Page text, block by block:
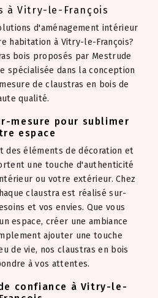
à Vitry-le-François
d'aménagement intérieur
habitation à Vitry-le-François?
bois proposés par Mestrude
spécialisée dans la conception
de claustras en bois de
qualité.
mesure pour sublimer
espace
des éléments de décoration et
une touche d'authenticité
ou votre extérieur. Chez
claustra est réalisé sur-
et vos envies. Que vous
espace, créer une ambiance
ajouter une touche
de vie, nos claustras en bois
à vos attentes.
confiance à Vitry-le-